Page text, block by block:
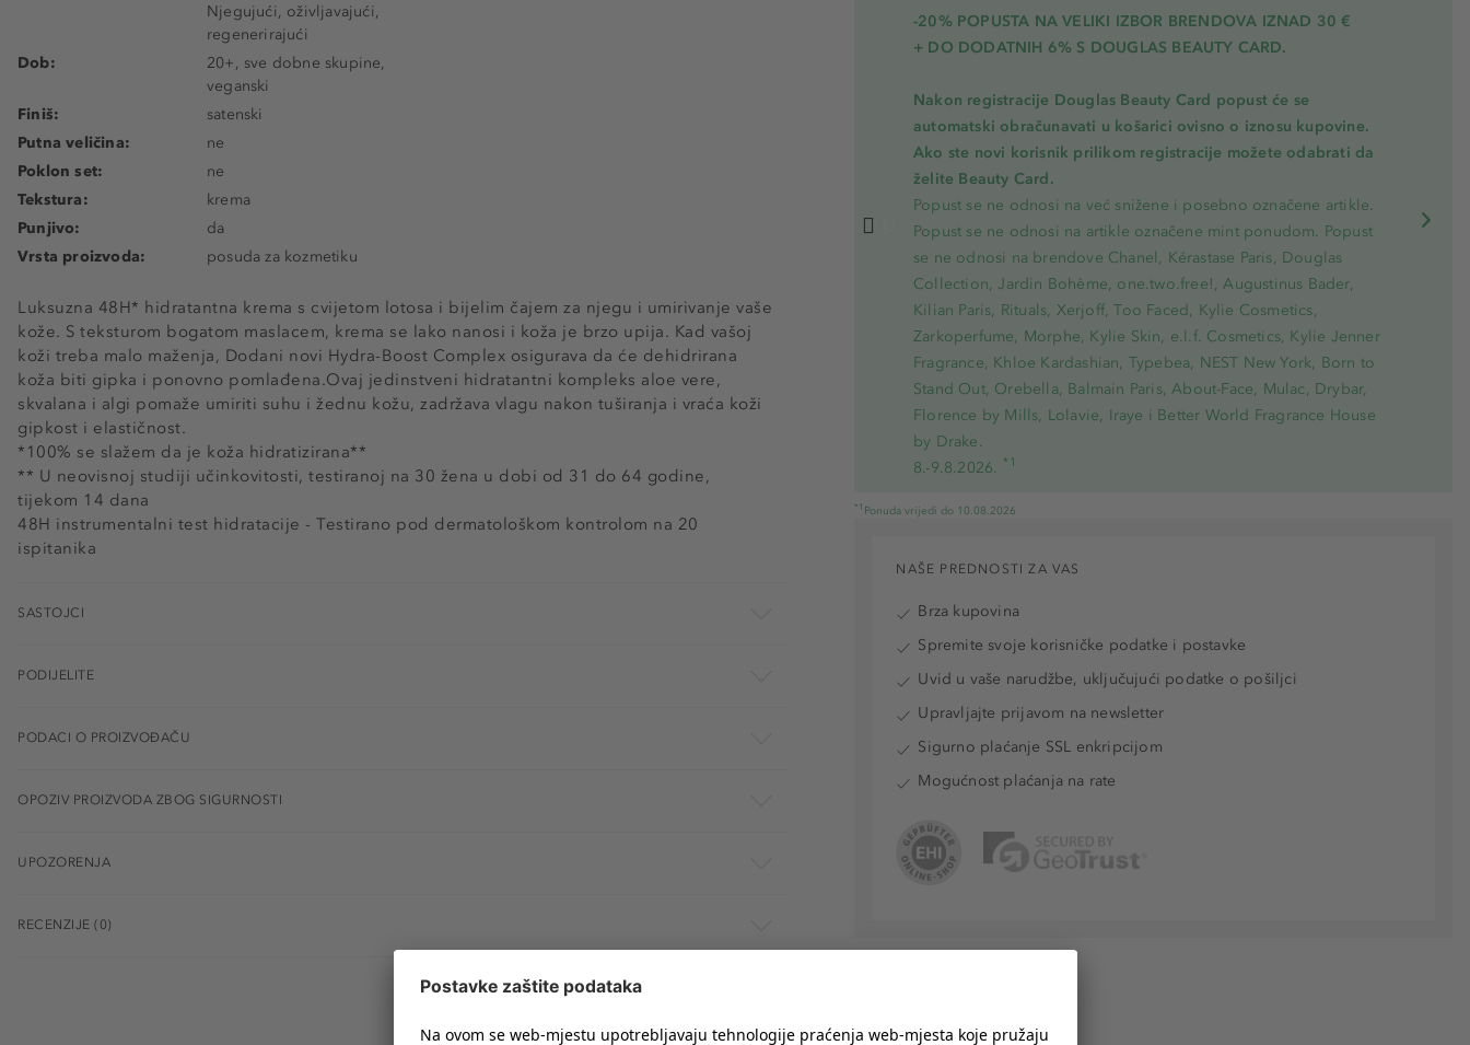
-20% POPUSTA NA VELIKI IZBOR BRENDOVA IZNAD 30 €
+ DO DODATNIH 6% S DOUGLAS BEAUTY CARD.
Nakon registracije Douglas Beauty Card popust će se
automatski obračunavati u košarici ovisno o iznosu kupovine.
Ako ste novi korisnik prilikom registracije možete odabrati da
želite Beauty Card.
Popust se ne odnosi na već snižene i posebno označene artikle.
Popust se ne odnosi na artikle označene mint ponudom. Popust
se ne odnosi na brendove Chanel, Kérastase Paris, Douglas
Collection, Jardin Bohème, one.two.free!, Augustinus Bader,
Kilian Paris, Rituals, Xerjoff, Too Faced, Kylie Cosmetics,
Zarkoperfume, Morphe, Kylie Skin, e.l.f. Cosmetics, Kylie Jenner
Fragrance, Khloe Kardashian, Typebea, NEST New York, Born to
Stand Out, Orebella, Balmain Paris, About-Face, Mulac, Drybar,
Florence by Mills, Lolavie, Iraye i Better World Fragrance House
by Drake.
8.-9.8.2026. *1
*1 Ponuda vrijedi do 10.08.2026
Luksuzna 48H* hidratantna krema s cvijetom lotosa i bijelim čajem za njegu i umirivanje vaše
kože. S teksturom bogatom maslacem, krema se lako nanosi i koža je brzo upija. Kad vašoj
koži treba malo maženja, Dodani novi Hydra-Boost Complex osigurava da će dehidrirana
koža biti gipka i ponovno pomlađena.Ovaj jedinstveni hidratantni kompleks aloe vere,
skvalana i algi pomaže umiriti suhu i žednu kožu, zadržava vlagu nakon tuširanja i vraća koži
gipkost i elastičnost.
*100% se slažem da je koža hidratizirana**
** U neovisnoj studiji učinkovitosti, testiranoj na 30 žena u dobi od 31 do 64 godine,
tijekom 14 dana
48H instrumentalni test hidratacije - Testirano pod dermatološkom kontrolom na 20
ispitanika
Njegujući, oživljavajući,
regenerirajući
Dob:
20+, sve dobne skupine,
veganski
Finiš:
satenski
Putna veličina:
ne
Poklon set:
ne
Tekstura:
krema
Punjivo:
da
Vrsta proizvoda:
posuda za kozmetiku
SASTOJCI
PODIJELITE
PODACI O PROIZVOĐAČU
OPOZIV PROIZVODA ZBOG SIGURNOSTI
UPOZORENJA
RECENZIJE (0)
NAŠE PREDNOSTI ZA VAS
Brza kupovina
Spremite svoje korisničke podatke i postavke
Uvid u vaše narudžbe, uključujući podatke o pošiljci
Upravljajte prijavom na newsletter
Sigurno plaćanje SSL enkripcijom
Mogućnost plaćanja na rate